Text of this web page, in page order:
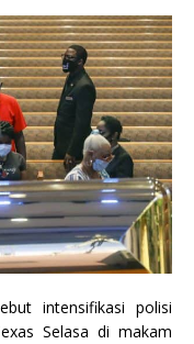
intensifikasi polisi
Selasa di makam